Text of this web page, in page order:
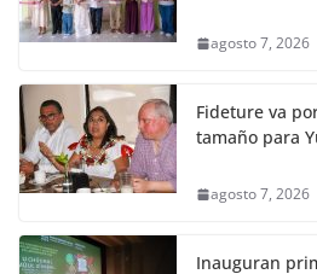
agosto 7, 2026
Fideture va
tamaño para
agosto 7, 2026
Inauguran